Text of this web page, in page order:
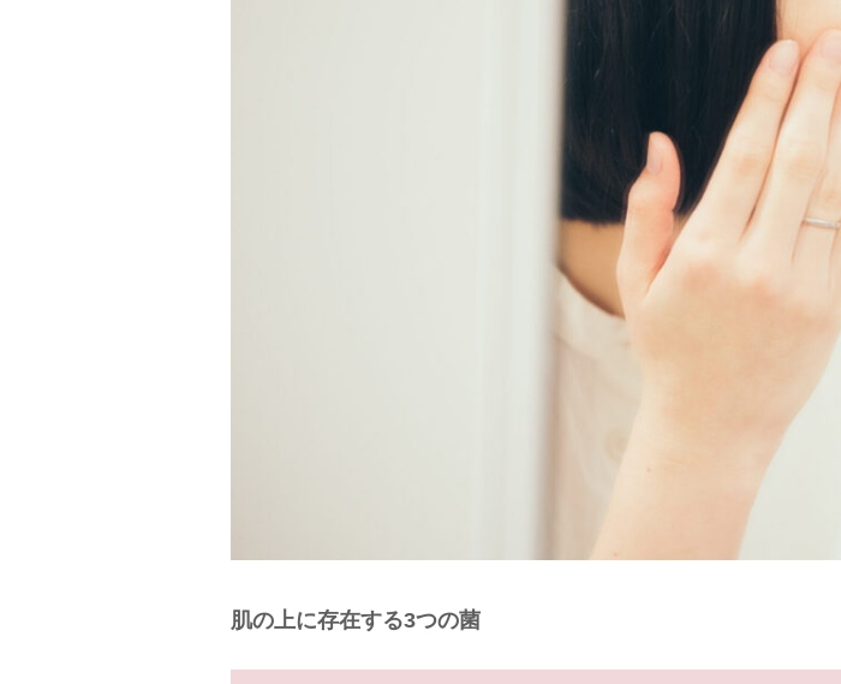
肌の上に存在する3つの菌